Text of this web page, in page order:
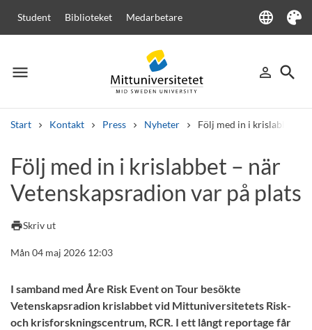
Student Biblioteket Medarbetare language
Language
Tema
menu
Meny person_outline
Logga in
search
Sök
Start Kontakt Press Nyheter Följ med in i krislabbet –
Andra söktjänster
Kurser och programKursplaner VälkomstbrevPersonal
Följ med in i krislabbet – när
Vetenskapsradion var på plats
printSkriv ut
Mån 04 maj 2026 12:03
I samband med Åre Risk Event on Tour besökte
Vetenskapsradion krislabbet vid Mittuniversitetets Risk-
och krisforskningscentrum, RCR. I ett långt reportage får